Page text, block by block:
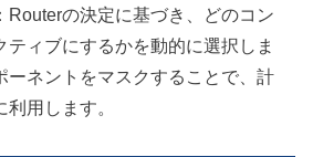
Routerの決定に基づき、どのコン
ティブにするかを動的に選択しま
ーネントをマスクすることで、計
用します。